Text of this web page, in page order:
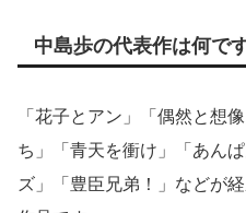
中島歩の代表作は何で
「花子とアン」「偶然と想
ち」「青天を衝け」「あん
ズ」「豊臣兄弟！」などが